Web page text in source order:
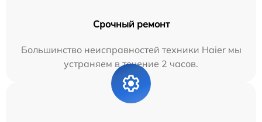
Срочный ремонт
Большинство неисправностей техники Haier мы
устраняем в течение 2 часов.